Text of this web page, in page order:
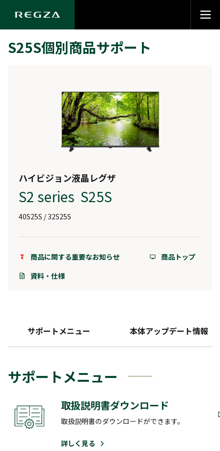
S25S個別商品サポート
ハイビジョン液晶レグザ
S2 series S25S
40S25S / 32S25S
商品に関する重要なお知らせ
商品トップ
資料・仕様
サポートメニュー 本体アップデート情報
サポートメニュー
取扱説明書ダウンロード
取扱説明書のダウンロードができます。
詳しく見る